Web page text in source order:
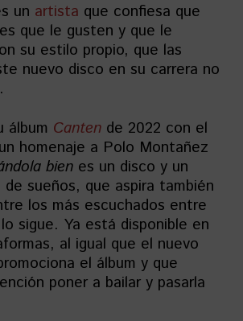
un artista que confiesa que
que le gusten y que le
su estilo propio, que las
nuevo disco en su carrera no
álbum Canten de 2022 con el
homenaje a Polo Montañez
bien es un disco y un
sueños, que aspira también
los más escuchados entre
sigue. Ya está disponible en
al igual que el nuevo
el álbum y que
poner a bailar y pasarla